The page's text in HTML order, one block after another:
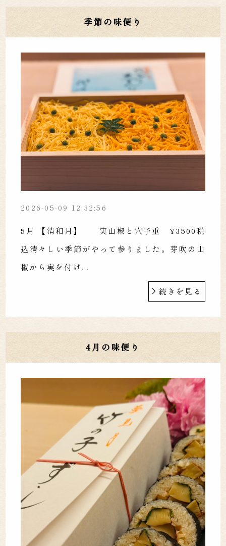
季節の味便り
2026-05-09 12:32:56
5月 【清和月】 実山椒と穴子重 ¥3500税
込清々しい季節がやって参りました。芽吹の山
椒から実を付け...
続きを見る
4月の味便り